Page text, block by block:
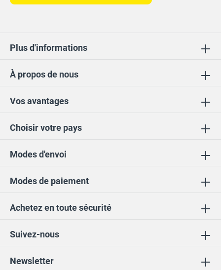
Suivez-nous
Vos avantages
Choisir votre pays
Achetez en toute sécurité
À propos de nous
Newsletter
Plus d'informations
Modes de paiement
Modes d'envoi